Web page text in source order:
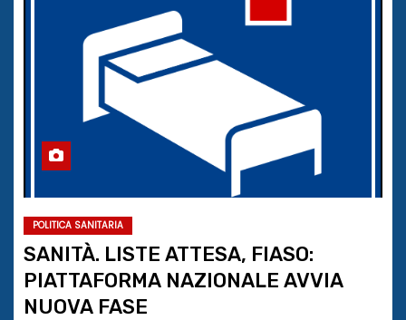
POLITICA SANITARIA
SANITÀ. LISTE ATTESA, FIASO:
PIATTAFORMA NAZIONALE AVVIA
NUOVA FASE